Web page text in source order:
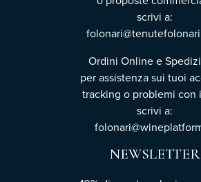
scrivi a:
Ordini Online e
per assistenza sui tuoi
tracking o problemi con
scrivi a:
NEWSLETTER